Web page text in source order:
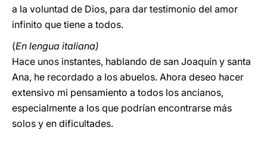
a la voluntad de Dios, para dar testimonio del amor
infinito que tiene a todos.
(En lengua italiana)
Hace unos instantes, hablando de san Joaquín y santa
Ana, he recordado a los abuelos. Ahora deseo hacer
extensivo mi pensamiento a todos los ancianos,
especialmente a los que podrían encontrarse más
solos y en dificultades.